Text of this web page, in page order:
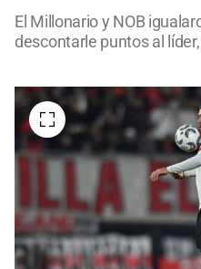
El Millonario y NOB
descontarle puntos al